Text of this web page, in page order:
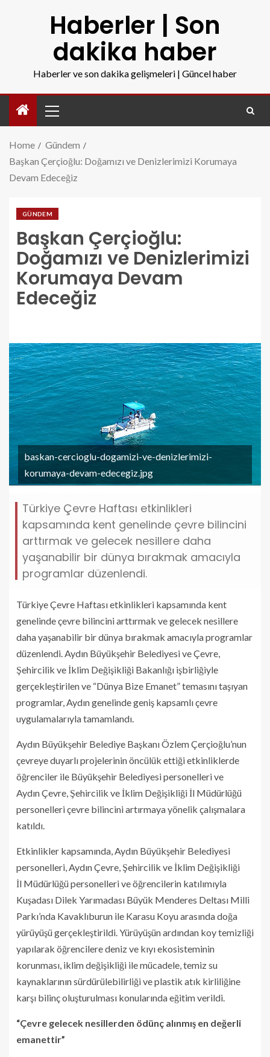
Haberler | Son
dakika haber
Haberler ve son dakika gelişmeleri | Güncel haber
Home
Gündem
Başkan Çerçioğlu: Doğamızı ve Denizlerimizi Korumaya
Devam Edeceğiz
GÜNDEM
Başkan Çerçioğlu:
Doğamızı ve Denizlerimizi
Korumaya Devam
Edeceğiz
baskan-cercioglu-dogamizi-ve-denizlerimizi-
korumaya-devam-edecegiz.jpg
Türkiye Çevre Haftası etkinlikleri
kapsamında kent genelinde çevre bilincini
arttırmak ve gelecek nesillere daha
yaşanabilir bir dünya bırakmak amacıyla
programlar düzenlendi.
Türkiye Çevre Haftası etkinlikleri kapsamında kent
genelinde çevre bilincini arttırmak ve gelecek nesillere
daha yaşanabilir bir dünya bırakmak amacıyla programlar
düzenlendi. Aydın Büyükşehir Belediyesi ve Çevre,
Şehircilik ve İklim Değişikliği Bakanlığı işbirliğiyle
gerçekleştirilen ve “Dünya Bize Emanet” temasını taşıyan
programlar, Aydın genelinde geniş kapsamlı çevre
uygulamalarıyla tamamlandı.
Aydın Büyükşehir Belediye Başkanı Özlem Çerçioğlu’nun
çevreye duyarlı projelerinin öncülük ettiği etkinliklerde
öğrenciler ile Büyükşehir Belediyesi personelleri ve
Aydın Çevre, Şehircilik ve İklim Değişikliği İl Müdürlüğü
personelleri çevre bilincini artırmaya yönelik çalışmalara
katıldı.
Etkinlikler kapsamında, Aydın Büyükşehir Belediyesi
personelleri, Aydın Çevre, Şehircilik ve İklim Değişikliği
İl Müdürlüğü personelleri ve öğrencilerin katılımıyla
Kuşadası Dilek Yarımadası Büyük Menderes Deltası Milli
Parkı’nda Kavaklıburun ile Karasu Koyu arasında doğa
yürüyüşü gerçekleştirildi. Yürüyüşün ardından koy temizliği
yapılarak öğrencilere deniz ve kıyı ekosisteminin
korunması, iklim değişikliği ile mücadele, temiz su
kaynaklarının sürdürülebilirliği ve plastik atık kirliliğine
karşı bilinç oluşturulması konularında eğitim verildi.
“Çevre gelecek nesillerden ödünç alınmış en değerli
emanettir”